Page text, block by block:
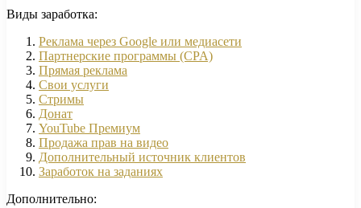
Виды заработка:
Реклама через Google или медиасети
Партнерские программы (CPA)
Прямая реклама
Свои услуги
Стримы
Донат
YouTube Премиум
Продажа прав на видео
Дополнительный источник клиентов
Заработок на заданиях
Дополнительно: